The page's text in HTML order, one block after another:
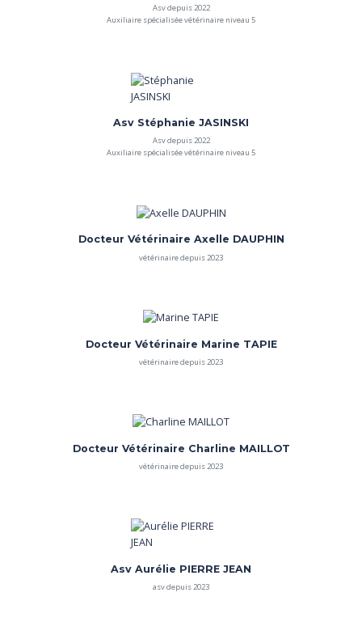
Asv depuis 2022
Auxiliaire spécialisée vétérinaire niveau 5
Asv Stéphanie JASINSKI
Asv depuis 2022
Auxiliaire spécialisée vétérinaire niveau 5
Docteur Vétérinaire Axelle DAUPHIN
vétérinaire depuis 2023
Docteur Vétérinaire Marine TAPIE
vétérinaire depuis 2023
Docteur Vétérinaire Charline MAILLOT
vétérinaire depuis 2023
Asv Aurélie PIERRE JEAN
asv depuis 2023